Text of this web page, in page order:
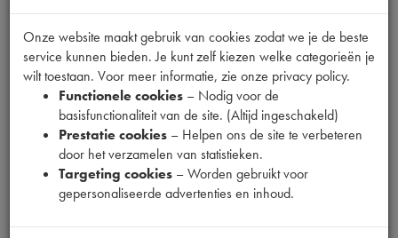
Gerelateerde producten
VELGDOPJE PLASTIC
Onze website maakt gebruik van cookies zodat we je de beste
service kunnen bieden. Je kunt zelf kiezen welke categorieën je
wilt toestaan. Voor meer informatie, zie onze privacy policy.
Functionele cookies – Nodig voor de
basisfunctionaliteit van de site. (Altijd ingeschakeld)
Prestatie cookies – Helpen ons de site te verbeteren
door het verzamelen van statistieken.
Targeting cookies – Worden gebruikt voor
gepersonaliseerde advertenties en inhoud.